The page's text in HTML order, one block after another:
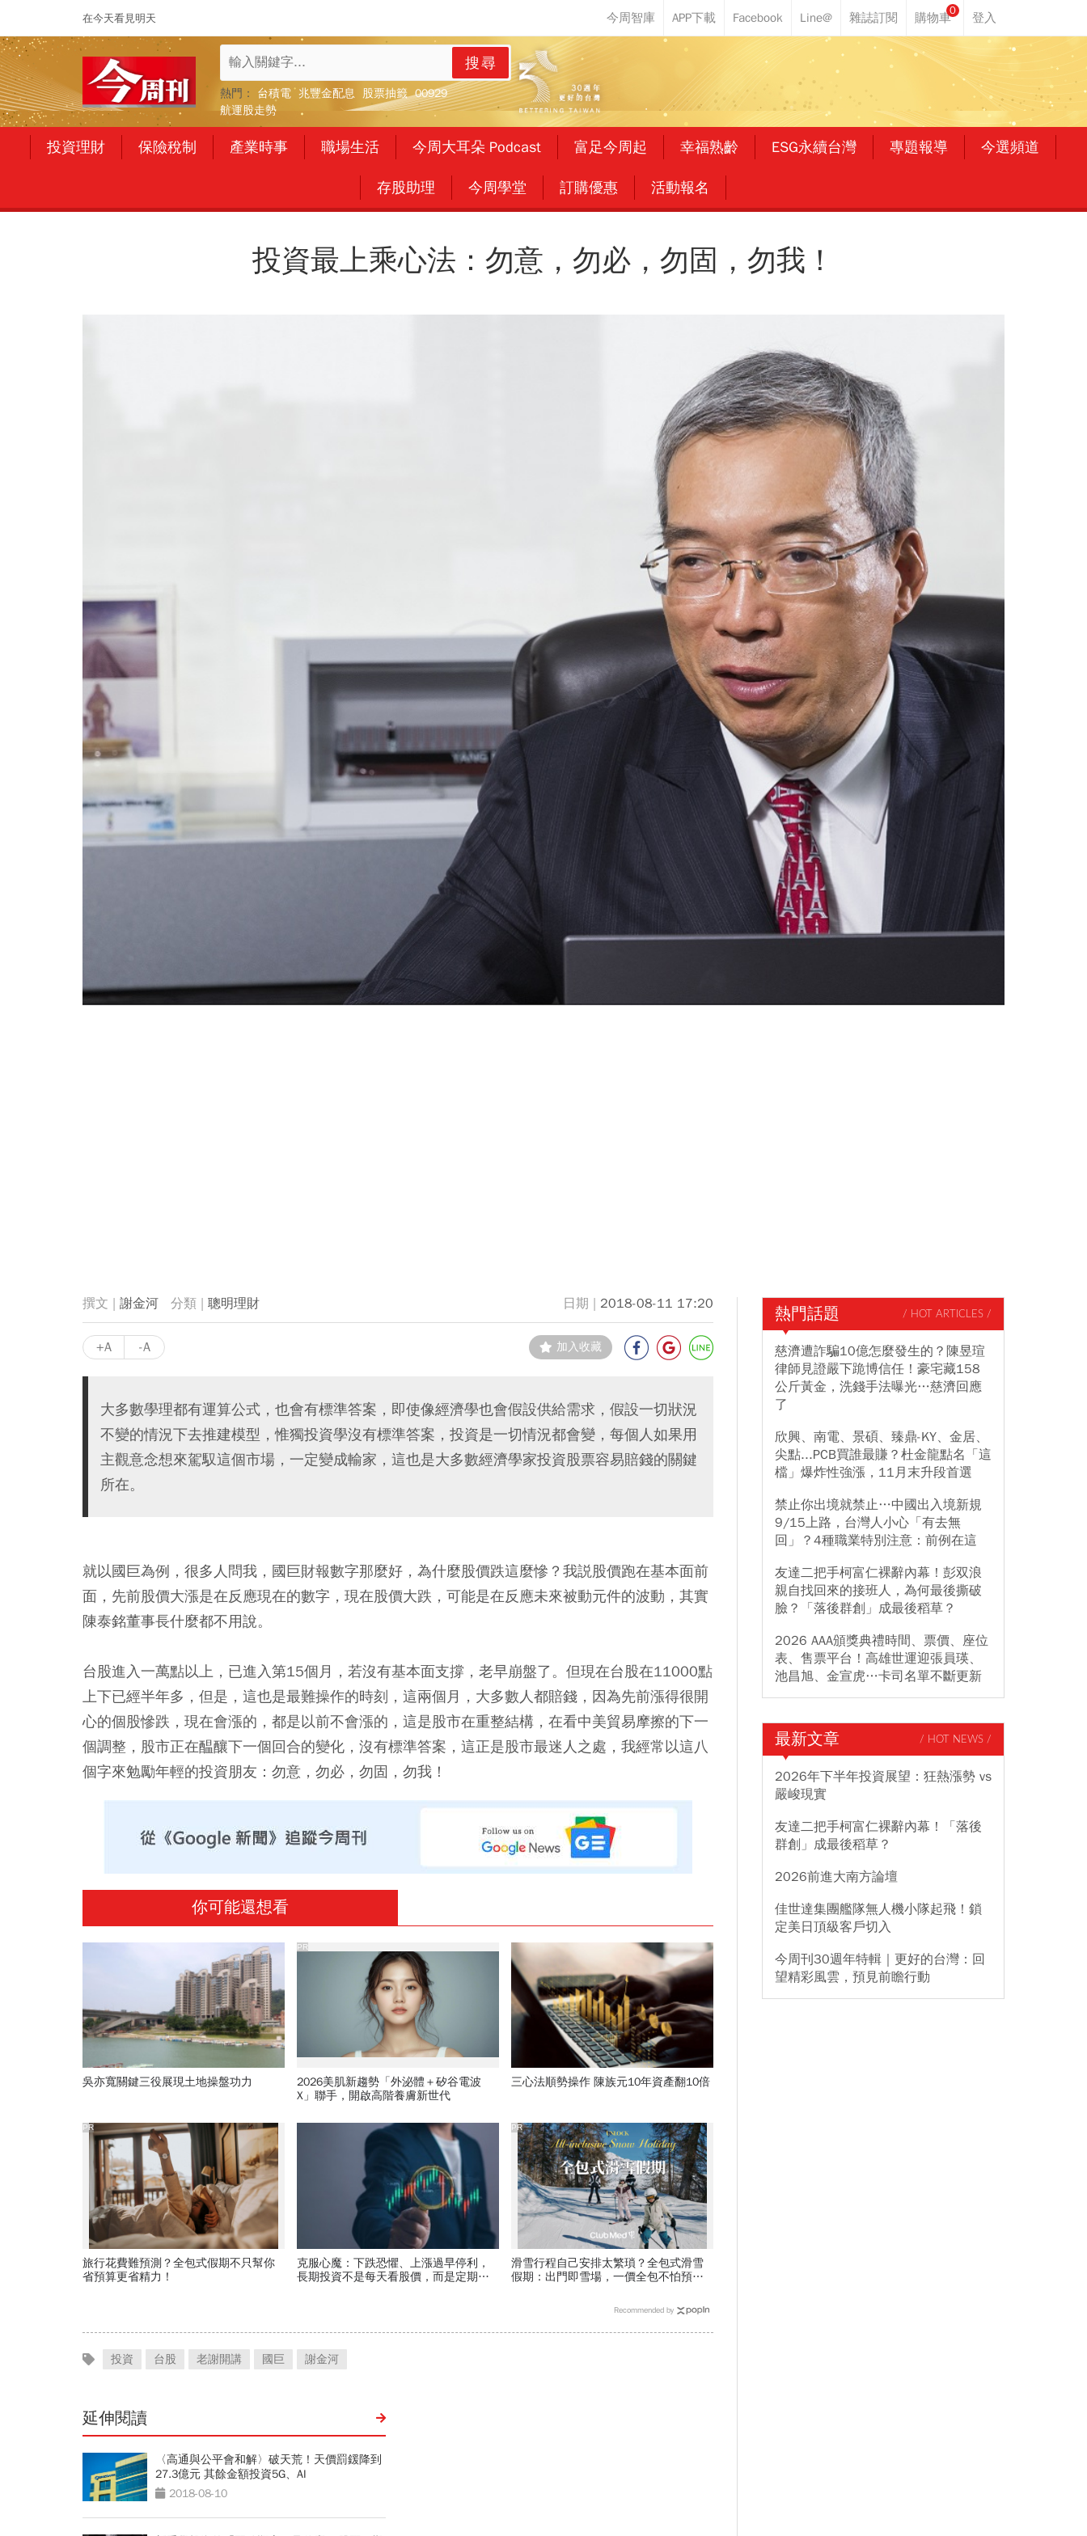
在今天看見明天
0
搜尋
熱門： 台積電 兆豐金配息 股票抽籤 00929
航運股走勢
投資理財 保險稅制 產業時事 職場生活 今周大耳朵 Podcast 富足今周起 幸福熟齡 ESG永續台灣 專題報導 今選頻道
存股助理 今周學堂 訂購優惠 活動報名
投資最上乘心法：勿意，勿必，勿固，勿我！
謝金河 聰明理財 2018-08-11 17:20
+A -A 加入收藏
大多數學理都有運算公式，也會有標準答案，即使像經濟學也會假設供給需求，假設一切狀況
不變的情況下去推建模型，惟獨投資學沒有標準答案，投資是一切情況都會變，每個人如果用
主觀意念想來駕馭這個市場，一定變成輸家，這也是大多數經濟學家投資股票容易賠錢的關鍵
所在。
就以國巨為例，很多人問我，國巨財報數字那麼好，為什麼股價跌這麼慘？我説股價跑在基本面前
面，先前股價大漲是在反應現在的數字，現在股價大跌，可能是在反應未來被動元件的波動，其實
陳泰銘董事長什麼都不用說。
台股進入一萬點以上，已進入第15個月，若沒有基本面支撐，老早崩盤了。但現在台股在11000點
上下已經半年多，但是，這也是最難操作的時刻，這兩個月，大多數人都賠錢，因為先前漲得很開
心的個股慘跌，現在會漲的，都是以前不會漲的，這是股市在重整結構，在看中美貿易摩擦的下一
個調整，股市正在醖釀下一個回合的變化，沒有標準答案，這正是股市最迷人之處，我經常以這八
個字來勉勵年輕的投資朋友：勿意，勿必，勿固，勿我！
你可能還想看
吳亦寬關鍵三役展現土地操盤功力
2026美肌新趨勢「外泌體＋矽谷電波
X」聯手，開啟高階養膚新世代
PR
三心法順勢操作 陳族元10年資產翻10倍
旅行花費難預測？全包式假期不只幫你
省預算更省精力！
PR
克服心魔：下跌恐懼、上漲過早停利，
長期投資不是每天看股價，而是定期看
滑雪行程自己安排太繁瑣？全包式滑雪
假期：出門即雪場，一價全包不怕預算
PR
Recommended by
投資 台股 老謝開講 國巨 謝金河
延伸閱讀
〈高通與公平會和解〉破天荒！天價罰鍰降到
27.3億元 其餘金額投資5G、AI
2018-08-10
熱門話題 / HOT ARTICLES /
慈濟遭詐騙10億怎麼發生的？陳昱瑄
律師見證嚴下跪博信任！豪宅藏158
公斤黃金，洗錢手法曝光…慈濟回應
了
欣興、南電、景碩、臻鼎-KY、金居、
尖點...PCB買誰最賺？杜金龍點名「這
檔」爆炸性強漲，11月末升段首選
禁止你出境就禁止…中國出入境新規
9/15上路，台灣人小心「有去無
回」？4種職業特別注意：前例在這
友達二把手柯富仁裸辭內幕！彭双浪
親自找回來的接班人，為何最後撕破
臉？「落後群創」成最後稻草？
2026 AAA頒獎典禮時間、票價、座位
表、售票平台！高雄世運迎張員瑛、
池昌旭、金宣虎…卡司名單不斷更新
最新文章 / HOT NEWS /
2026年下半年投資展望：狂熱漲勢 vs
嚴峻現實
友達二把手柯富仁裸辭內幕！「落後
群創」成最後稻草？
2026前進大南方論壇
佳世達集團艦隊無人機小隊起飛！鎖
定美日頂級客戶切入
今周刊30週年特輯｜更好的台灣：回
望精彩風雲，預見前瞻行動